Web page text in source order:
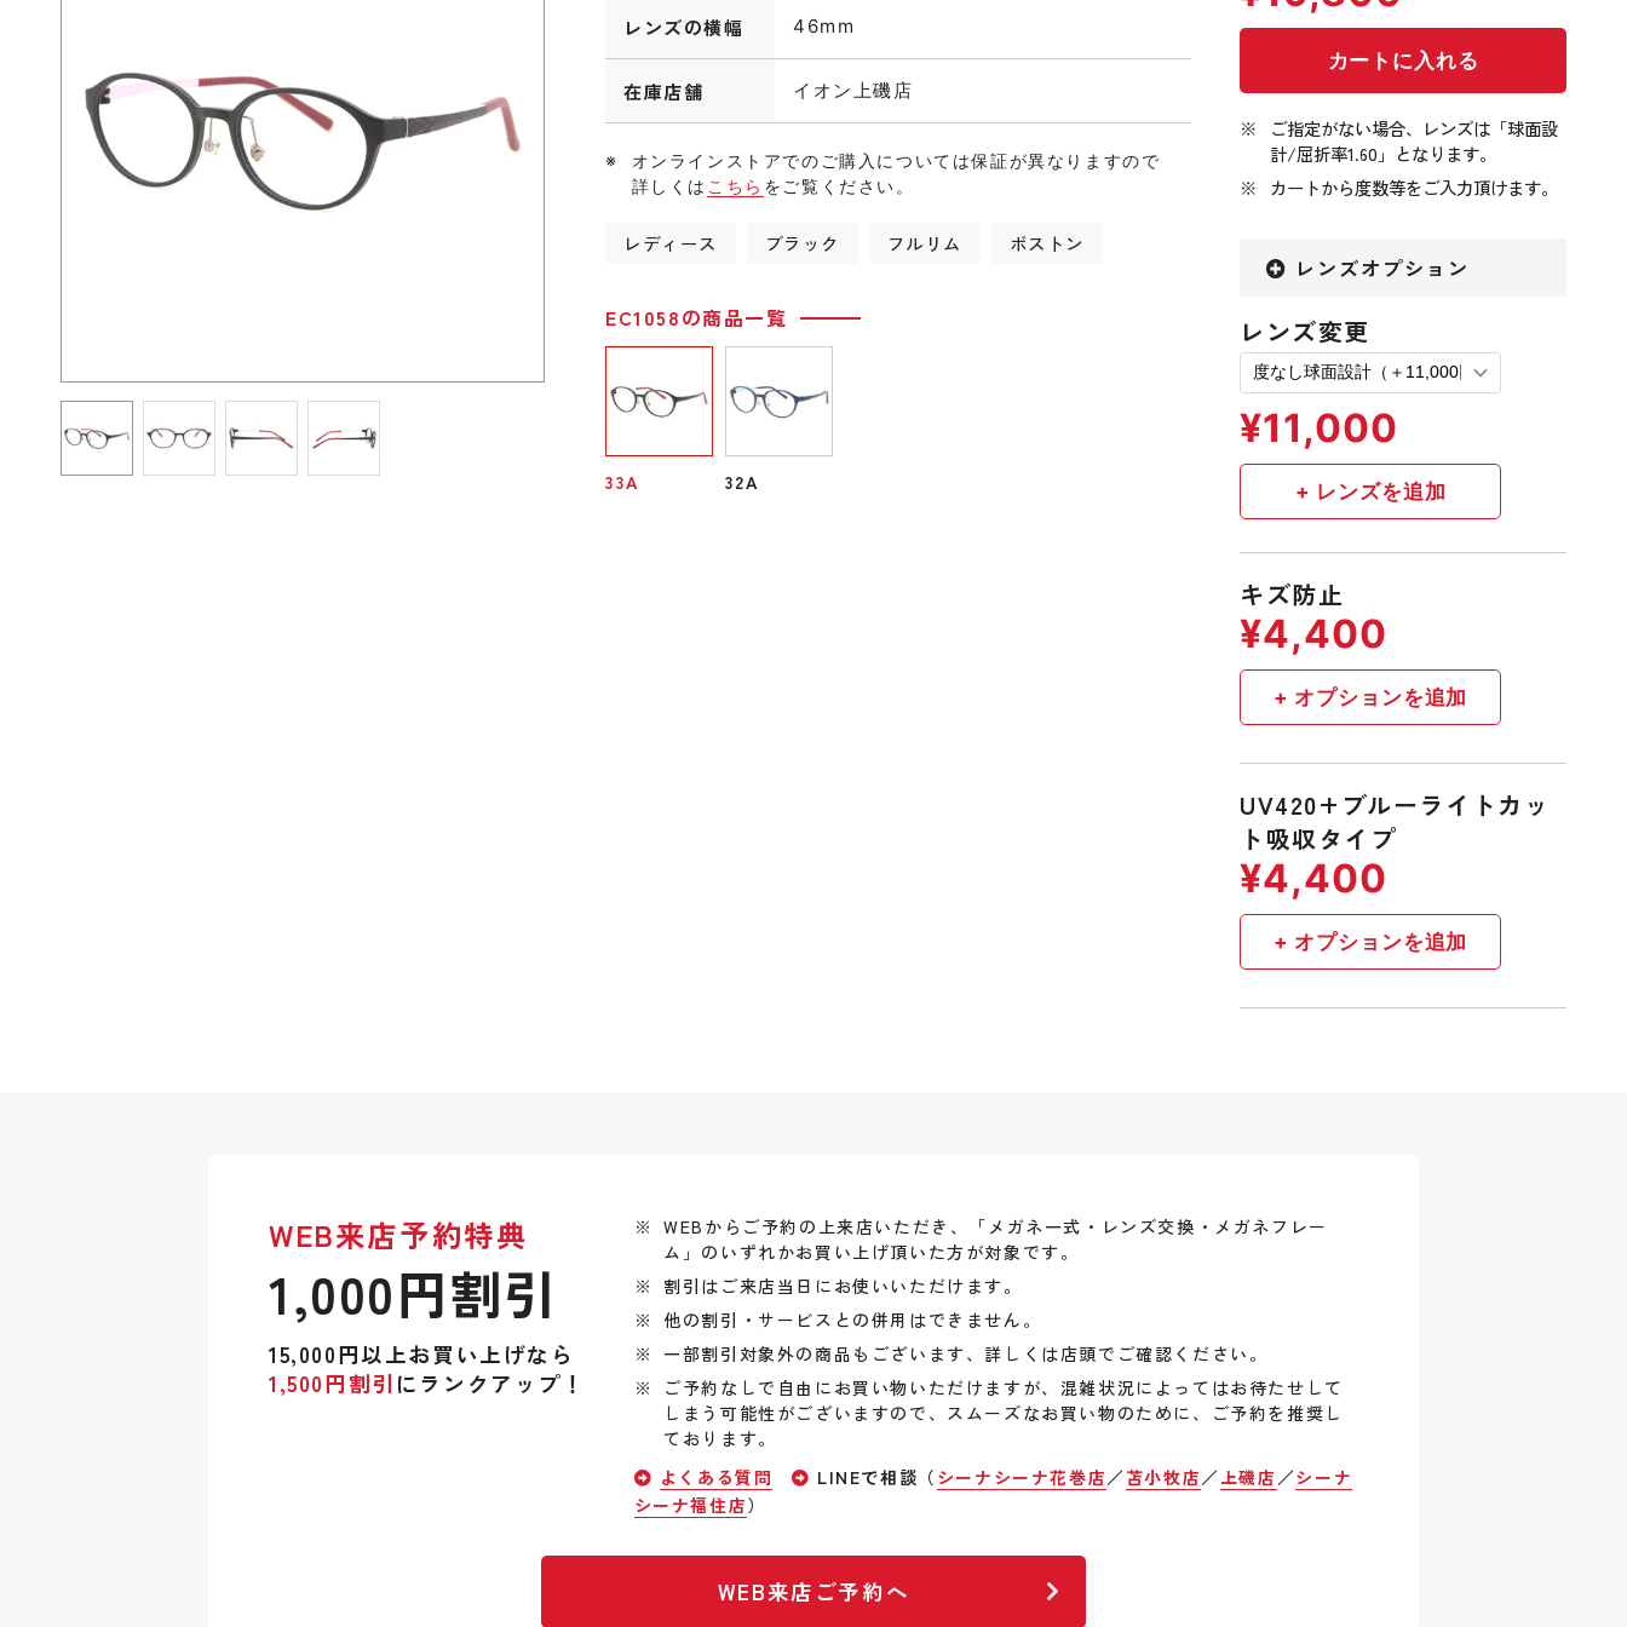
ご指定がない場合、レンズは「球面設
計/屈折率1.60」となります。
カートから度数等をご入力頂けます。
レンズオプション
レンズ変更
キズ防止
UV420+ブルーライトカッ
ト吸収タイプ
レンズの横幅 46mm
在庫店舗 イオン上磯店
オンラインストアでのご購入については保証が異なりますので
詳しくは こちら をご覧ください。
レディース ブラック フルリム ボストン
EC1058の商品一覧
33A 32A
WEB来店予約特典
1,000円割引
15,000円以上お買い上げなら
1,500円割引 にランクアップ！
WEBからご予約の上来店いただき、「メガネ一式・レンズ交換・メガネフレー
ム」のいずれかお買い上げ頂いた方が対象です。
割引はご来店当日にお使いいただけます。
他の割引・サービスとの併用はできません。
一部割引対象外の商品もございます、詳しくは店頭でご確認ください。
ご予約なしで自由にお買い物いただけますが、混雑状況によってはお待たせして
しまう可能性がございますので、スムーズなお買い物のために、ご予約を推奨し
ております。
よくある質問
LINEで相談（ シーナシーナ花巻店／ 苫小牧店／ 上磯店 ／シーナ
シーナ福住店）
WEB来店ご予約へ